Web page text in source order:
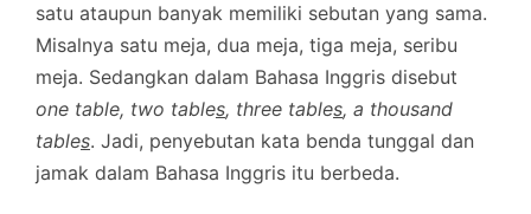
satu ataupun banyak memiliki sebutan yang sama.
Misalnya satu meja, dua meja, tiga meja, seribu
meja. Sedangkan dalam Bahasa Inggris disebut
one table, two tables, three tables, a thousand
tables. Jadi, penyebutan kata benda tunggal dan
jamak dalam Bahasa Inggris itu berbeda.